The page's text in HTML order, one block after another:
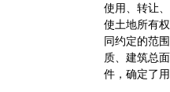
使用、转让
使土地所有
同约定的范
质、建筑总
件，确定了